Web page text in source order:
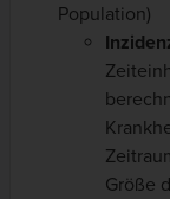
Population)
Größe